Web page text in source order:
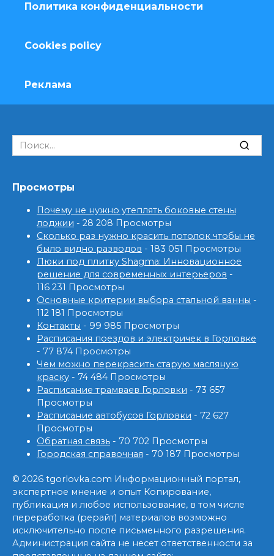
Политика конфиденциальности
Cookies policy
Реклама
Search
for:
Просмотры
Почему не нужно утеплять боковые стены
лоджии - 28 208 Просмотры
Сколько раз нужно красить потолок чтобы не
было видно разводов - 183 051 Просмотры
Люки под плитку Shagma: Инновационное
решение для современных интерьеров -
116 231 Просмотры
Основные критерии выбора стальной ванны -
112 181 Просмотры
Контакты - 99 985 Просмотры
Расписания поездов и электричек в Горловке
- 77 874 Просмотры
Чем можно перекрасить старую масляную
краску - 74 484 Просмотры
Расписание трамваев Горловки - 73 657
Просмотры
Расписание автобусов Горловки - 72 627
Просмотры
Обратная связь - 70 702 Просмотры
Городская справочная - 70 187 Просмотры
© 2026 tgorlovka.com Информационный портал,
экспертное мнение и опыт Копирование,
публикация и любое использование, в том числе
переработка (рерайт) материалов возможно
исключительно после письменного разрешения.
Администрация сайта не несет ответственности за